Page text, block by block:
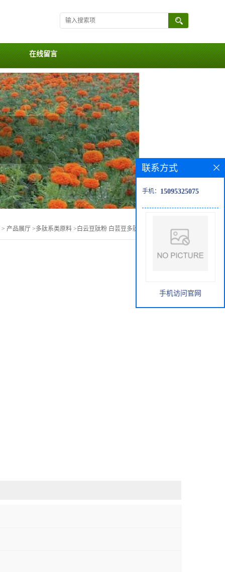
在线留言
> 产品展厅 >多肽系类原料 > 白云豆肽粉 白芸豆多肽 沃特莱斯生物
联系方式
手机： 15095325075
手机访问官网